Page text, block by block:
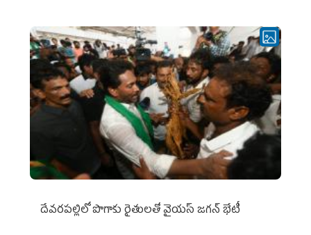
దేవరపల్లిలో పొగాకు రైతులతో వైయస్ జగన్ భేటీ